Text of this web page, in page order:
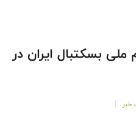
ملی بسکتبال ایران در
خبر